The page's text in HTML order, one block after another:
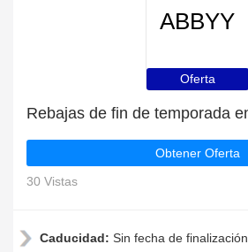
ABBYY
Oferta
Obtener Oferta
30 Vistas
Caducidad: Sin fecha de finalización